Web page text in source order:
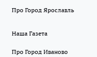
Про Город Ярославль
Наша Газета
Про Город Иваново